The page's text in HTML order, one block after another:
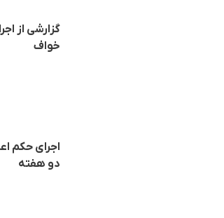
گزارشی از
خواف
دو هفته